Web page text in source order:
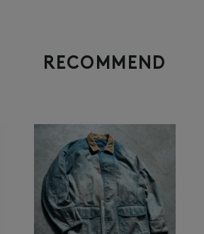
RECOMMEND